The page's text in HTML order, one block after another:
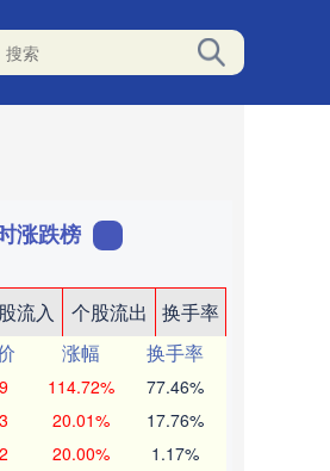
涨跌榜
流入 个股流出
换手率
涨幅
换手率
114.72% 77.46%
20.01% 17.76%
20.00% 1.17%